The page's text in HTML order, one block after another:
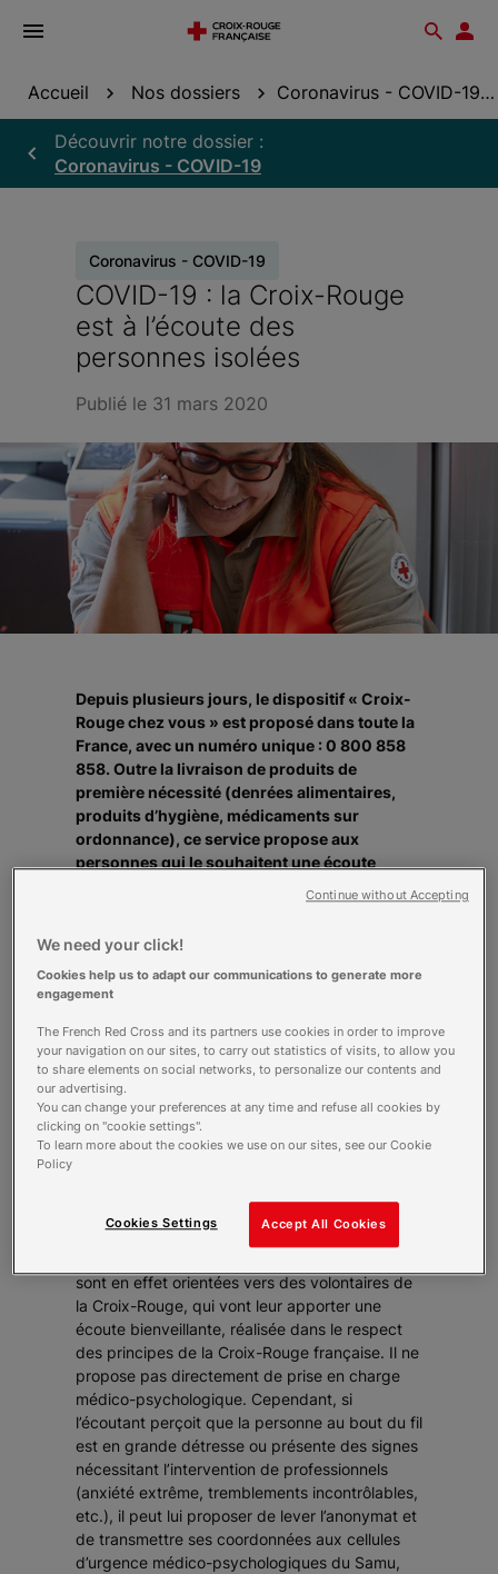
Ouvrir
Accueil Nos dossiers Coronavirus - COVID-19
Découvrir notre dossier :
Coronavirus - COVID-19
Coronavirus - COVID-19
COVID-19 : la Croix-Rouge
est à l’écoute des
personnes isolées
Publié le 31 mars 2020
Depuis plusieurs jours, le dispositif « Croix-
Rouge chez vous » est proposé dans toute la
France, avec un numéro unique : 0 800 858
858. Outre la livraison de produits de
première nécessité (denrées alimentaires,
produits d’hygiène, médicaments sur
ordonnance), ce service propose aux
personnes qui le souhaitent une écoute
notamment par les équipes de Croix-Rouge
confinement renforcent les fragilités des
personnes isolées, cette écoute leur permet
d’être entendues, de mettre des mots sur une
situation et de trouver les leviers pour
s’adapter. Eclairage avec Rosine Duhamel,
psychologue clinicienne et responsable du
pôle Développement du soutien
psychologique.
Comment le « volet écoute » s’inscrit-il dans
possibilité d’accéder à ce service. Si elles
sont en effet orientées vers des volontaires de
la Croix-Rouge, qui vont leur apporter une
écoute bienveillante, réalisée dans le respect
des principes de la Croix-Rouge française. Il ne
propose pas directement de prise en charge
médico-psychologique. Cependant, si
l’écoutant perçoit que la personne au bout du fil
est en grande détresse ou présente des signes
nécessitant l’intervention de professionnels
(anxiété extrême, tremblements incontrôlables,
etc.), il peut lui proposer de lever l’anonymat et
de transmettre ses coordonnées aux cellules
d’urgence médico-psychologiques du Samu,
We need your click!
Cookies help us to adapt our communications to generate more
engagement
The French Red Cross and its partners use cookies in order to improve
your navigation on our sites, to carry out statistics of visits, to allow you
to share elements on social networks, to personalize our contents and
our advertising.
You can change your preferences at any time and refuse all cookies by
clicking on "cookie settings".
To learn more about the cookies we use on our sites, see our Cookie
Policy
Accept All Cookies
Cookies Settings
Continue without Accepting